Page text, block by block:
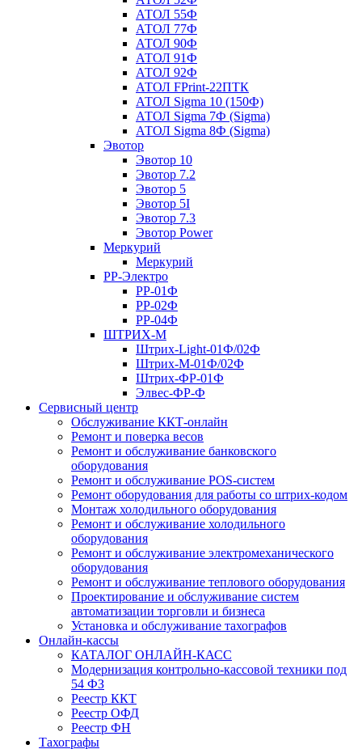
АТОЛ 55Ф
АТОЛ 77Ф
АТОЛ 90Ф
АТОЛ 91Ф
АТОЛ 92Ф
АТОЛ FPrint-22ПТК
АТОЛ Sigma 10 (150Ф)
АТОЛ Sigma 7Ф (Sigma)
АТОЛ Sigma 8Ф (Sigma)
Эвотор
Эвотор 10
Эвотор 7.2
Эвотор 5
Эвотор 5I
Эвотор 7.3
Эвотор Power
Меркурий
Меркурий
РР-Электро
РР-01Ф
РР-02Ф
РР-04Ф
ШТРИХ-М
Штрих-Light-01Ф/02Ф
Штрих-М-01Ф/02Ф
Штрих-ФР-01Ф
Элвес-ФР-Ф
Сервисный центр
Обслуживание ККТ-онлайн
Ремонт и поверка весов
Ремонт и обслуживание банковского
оборудования
Ремонт и обслуживание POS-систем
Ремонт оборудования для работы со штрих-кодом
Монтаж холодильного оборудования
Ремонт и обслуживание холодильного
оборудования
Ремонт и обслуживание электромеханического
оборудования
Ремонт и обслуживание теплового оборудования
Проектирование и обслуживание систем
автоматизации торговли и бизнеса
Установка и обслуживание тахографов
Онлайн-кассы
КАТАЛОГ ОНЛАЙН-КАСС
Модернизация контрольно-кассовой техники под
54 ФЗ
Реестр ККТ
Реестр ОФД
Реестр ФН
Тахографы